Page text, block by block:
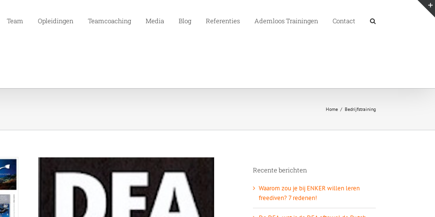
Team Opleidingen Teamcoaching Media Blog Referenties Ademloos Trainingen Contact
Home Bedrijfstraining
Recente berichten
Waarom zou je bij ENKER willen leren
freediven? 7 redenen!